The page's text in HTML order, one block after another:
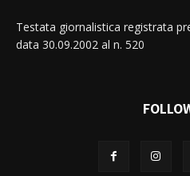
Testata giornalistica registrata
data 30.09.2002 al n. 520